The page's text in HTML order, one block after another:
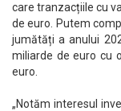
care tranzacțiile cu
de euro. Putem
jumătăți a anului
miliarde de euro cu
euro.
„Notăm interesul